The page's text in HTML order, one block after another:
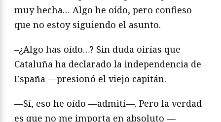
muy hecha… Algo he oído, pero confieso
que no estoy siguiendo el asunto.
–¿Algo has oído…? Sin duda oirías que
Cataluña ha declarado la independencia de
España —presionó el viejo capitán.
—Sí, eso he oído —admití—. Pero la verdad
es que no me importa en absoluto —